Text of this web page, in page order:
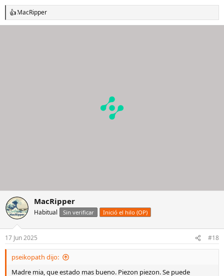
R
e
MacRipper
MacRipper
Habitual Sin verificar Inició el hilo (OP)
17 Jun 2025 #18
pseikopath dijo:
Madre mia, que estado mas bueno. Piezon piezon. Se puede